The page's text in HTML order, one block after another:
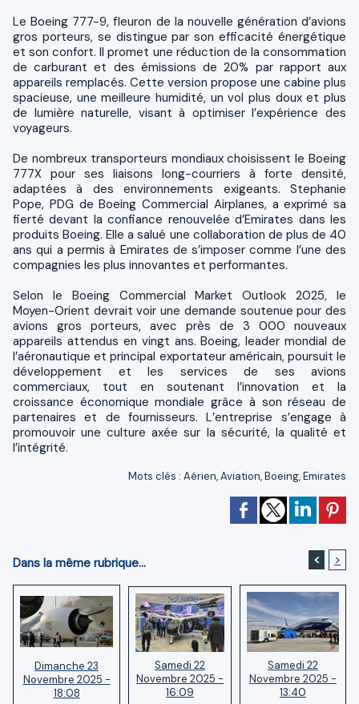
Le Boeing 777-9, fleuron de la nouvelle génération d’avions
gros porteurs, se distingue par son efficacité énergétique
et son confort. Il promet une réduction de la consommation
de carburant et des émissions de 20% par rapport aux
appareils remplacés. Cette version propose une cabine plus
spacieuse, une meilleure humidité, un vol plus doux et plus
de lumière naturelle, visant à optimiser l’expérience des
voyageurs.
De nombreux transporteurs mondiaux choisissent le Boeing
777X pour ses liaisons long-courriers à forte densité,
adaptées à des environnements exigeants. Stephanie
Pope, PDG de Boeing Commercial Airplanes, a exprimé sa
fierté devant la confiance renouvelée d’Emirates dans les
produits Boeing. Elle a salué une collaboration de plus de 40
ans qui a permis à Emirates de s’imposer comme l’une des
compagnies les plus innovantes et performantes.
Selon le Boeing Commercial Market Outlook 2025, le
Moyen-Orient devrait voir une demande soutenue pour des
avions gros porteurs, avec près de 3 000 nouveaux
appareils attendus en vingt ans. Boeing, leader mondial de
l’aéronautique et principal exportateur américain, poursuit le
développement et les services de ses avions
commerciaux, tout en soutenant l’innovation et la
croissance économique mondiale grâce à son réseau de
partenaires et de fournisseurs. L’entreprise s’engage à
promouvoir une culture axée sur la sécurité, la qualité et
l’intégrité.
Mots clés : Aérien,Aviation,Boeing,Emirates
Dans la même rubrique... < >
Dimanche 23
Novembre 2025 -
18:08
Samedi 22
Novembre 2025 -
16:09
Samedi 22
Novembre 2025 -
13:40